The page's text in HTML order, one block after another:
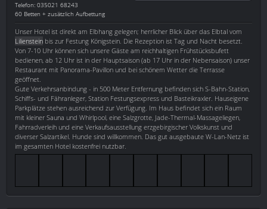
Telefon: 035021 68243
60 Betten + zusätzlich Aufbettung
Unser Hotel ist direkt am Elbhang gelegen; herrlicher Blick über das Elbtal vom
Lilienstein bis zur Festung Königstein. Die Rezeption ist Tag und Nacht besetzt.
Von 7-10 Uhr können sich unsere Gäste am reichhaltigen Frühstücksbufett
bedienen, ab 12 Uhr ist in der Hauptsaison (ab 17 Uhr in der Nebensaison) unser
Restaurant mit Panorama-Pavillon und bei schönem Wetter die Terrasse
geöffnet.
Gute Verkehrsanbindung - in 500 Meter Entfernung befinden sich S-Bahn-Station,
Schiffs- und Fähranleger, Station Festungsexpress und Basteikraxler. Hauseigene
Parkplätze stehen ausreichend zur Verfügung. Im Haus befindet sich ein Raum
mit kleiner Sauna und Whirlpool, eine Salzgrotte, Jade-Thermal-Massageliegen,
Fahrradverleih und eine Verkaufsausstellung erzgebirgischer Volkskunst und
diverser Salzartikel. Hunde sind willkommen. Das gut ausgebaute W-Lan-Netz ist
im gesamten Hotel kostenfrei nutzbar.